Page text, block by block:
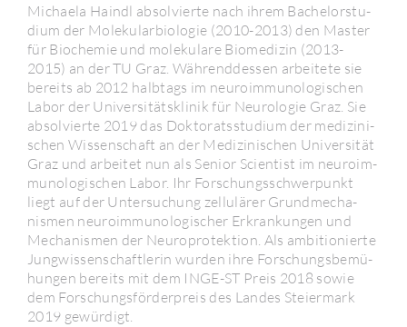
Michaela Haindl absol­vierte nach ihrem Bache­lor­stu­
dium der Mole­ku­lar­bio­logie (2010-2013) den Master
für Biochemie und mole­ku­lare Biome­dizin (2013-
2015) an der TU Graz. Während­dessen arbei­tete sie
bereits ab 2012 halb­tags im neuro­im­muno­lo­gi­schen
Labor der Univer­si­täts­klinik für Neuro­logie Graz. Sie
absol­vierte 2019 das Dokto­rats­stu­dium der medi­zi­ni­
schen Wissen­schaft an der Medi­zi­ni­schen Univer­sität
Graz und arbeitet nun als Senior Scien­tist im neuro­im­
muno­lo­gi­schen Labor. Ihr Forschungs­schwer­punkt
liegt auf der Unter­su­chung zellu­lärer Grund­me­cha­
nismen neuro­im­muno­lo­gi­scher Erkran­kungen und
Mecha­nismen der Neuro­pro­tek­tion. Als ambi­tio­nierte
Jung­wis­sen­schaft­lerin wurden ihre Forschungs­be­mü­
hungen bereits mit dem INGE-ST Preis 2018 sowie
dem Forschungs­för­der­preis des Landes Stei­er­mark
2019 gewür­digt.